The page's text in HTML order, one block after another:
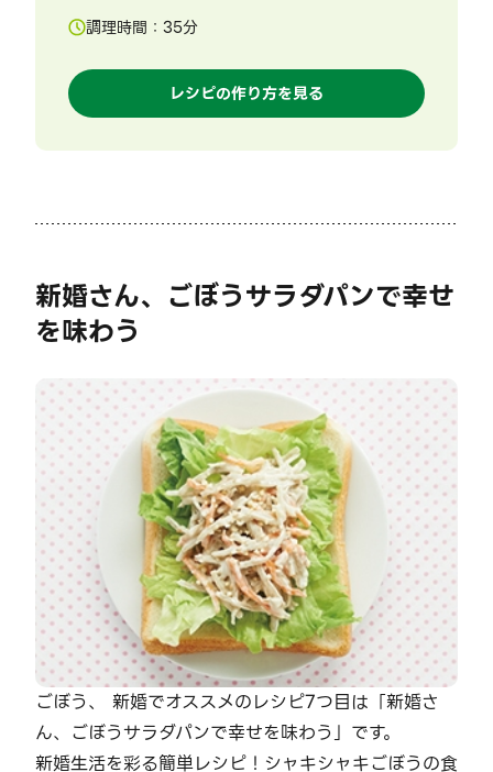
調理時間： 35分
レシピの作り方を見る
新婚さん、ごぼうサラダパンで幸せ
を味わう
ごぼう、 新婚でオススメのレシピ7つ目は「新婚さ
ん、ごぼうサラダパンで幸せを味わう」です。
新婚生活を彩る簡単レシピ！シャキシャキごぼうの食